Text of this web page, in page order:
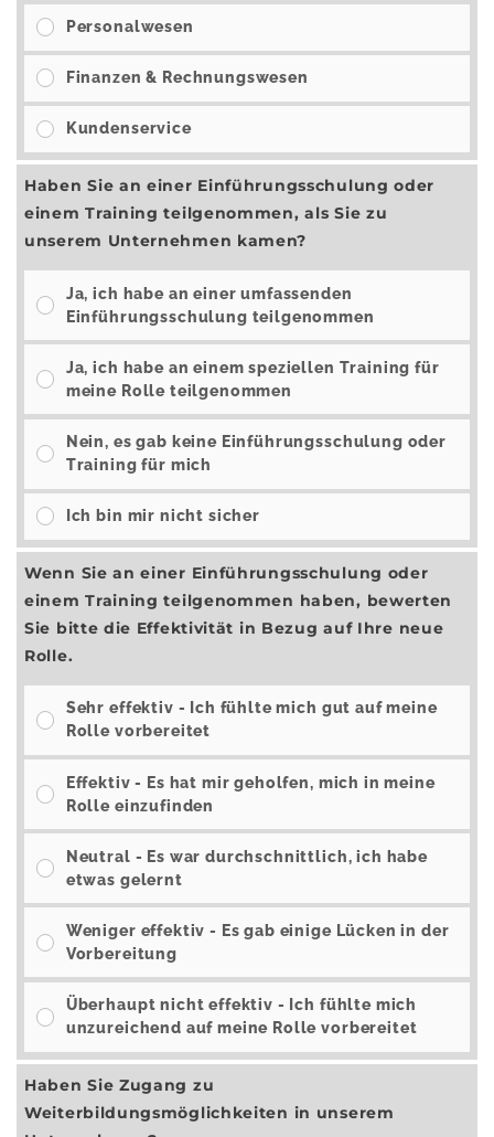
Personalwesen
Finanzen & Rechnungswesen
Kundenservice
Haben Sie an einer Einführungsschulung oder
einem Training teilgenommen, als Sie zu
unserem Unternehmen kamen?
Ja, ich habe an einer umfassenden
Einführungsschulung teilgenommen
Ja, ich habe an einem speziellen Training für
meine Rolle teilgenommen
Nein, es gab keine Einführungsschulung oder
Training für mich
Ich bin mir nicht sicher
Wenn Sie an einer Einführungsschulung oder
einem Training teilgenommen haben, bewerten
Sie bitte die Effektivität in Bezug auf Ihre neue
Rolle.
Sehr effektiv - Ich fühlte mich gut auf meine
Rolle vorbereitet
Effektiv - Es hat mir geholfen, mich in meine
Rolle einzufinden
Neutral - Es war durchschnittlich, ich habe
etwas gelernt
Weniger effektiv - Es gab einige Lücken in der
Vorbereitung
Überhaupt nicht effektiv - Ich fühlte mich
unzureichend auf meine Rolle vorbereitet
Haben Sie Zugang zu
Weiterbildungsmöglichkeiten in unserem